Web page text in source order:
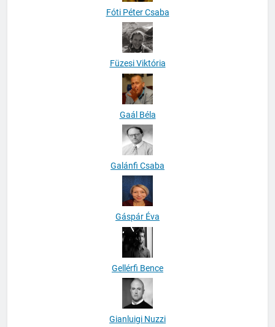
Fóti Péter Csaba
Füzesi Viktória
Gaál Béla
Galánfi Csaba
Gáspár Éva
Gellérfi Bence
Gianluigi Nuzzi